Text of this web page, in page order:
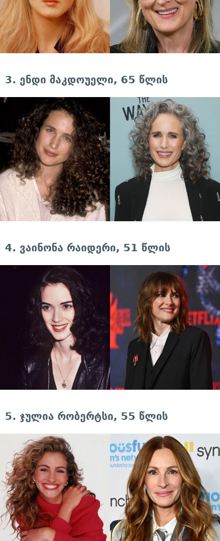
3. ენდი მაკდოუელი, 65 წლის
4. ვაინონა რაიდერი, 51 წლის
5. ჯულია რობერტსი, 55 წლის